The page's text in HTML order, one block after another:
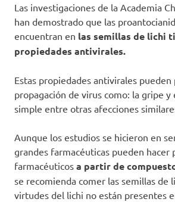
Las investigaciones de la Academia
han demostrado que las
encuentran en las semillas de lichi
propiedades antivirales.
Estas propiedades antivirales
propagación de virus como: la gripe
simple entre otras afecciones
Aunque los estudios se hicieron en
grandes farmacéuticas pueden hacer
farmacéuticos a partir de
se recomienda comer las semillas de
virtudes del lichi no están presentes